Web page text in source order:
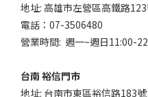
地址: 高雄市左營區高鐵路
電話：07-3506480
營業時間: 週一~週日11:00-
台南 裕信門市
地址: 台南市東區裕信路183號